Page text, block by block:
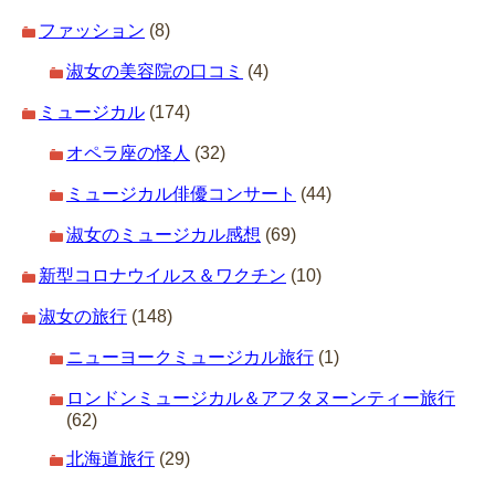
ファッション (8)
淑女の美容院の口コミ (4)
ミュージカル (174)
オペラ座の怪人 (32)
ミュージカル俳優コンサート (44)
淑女のミュージカル感想 (69)
新型コロナウイルス＆ワクチン (10)
淑女の旅行 (148)
ニューヨークミュージカル旅行 (1)
ロンドンミュージカル＆アフタヌーンティー旅行
(62)
北海道旅行 (29)